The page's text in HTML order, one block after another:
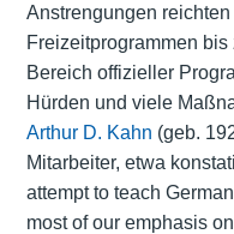
Anstrengungen
Freizeitprogrammen
Bereich offizieller
Hürden und viele
Arthur D. Kahn (geb.
Mitarbeiter, etwa
attempt to teach
most of our emphasis